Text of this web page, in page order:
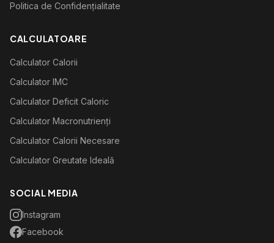
Politica de Confidențialitate
CALCULATOARE
Calculator Calorii
Calculator IMC
Calculator Deficit Caloric
Calculator Macronutrienți
Calculator Calorii Necesare
Calculator Greutate Ideală
SOCIAL MEDIA
Instagram
Facebook